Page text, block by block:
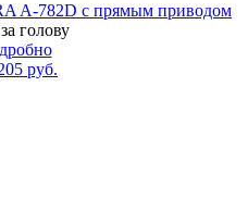
A-782D с прямым приводом
голову
руб.